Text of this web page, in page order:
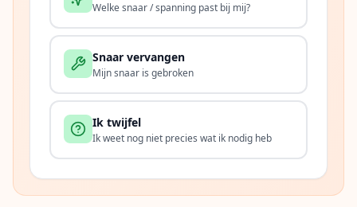
Welke snaar / spanning past bij mij?
Snaar vervangen
Mijn snaar is gebroken
Ik twijfel
Ik weet nog niet precies wat ik nodig heb